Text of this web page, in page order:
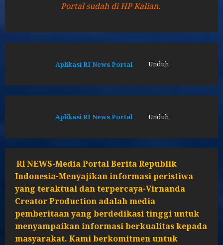
Portal sudah di HP Kalian.
Aplikasi RI News Portal Unduh
Aplikasi RI News Portal Unduh
RI NEWS-Media Portal Berita Republik
Indonesia-Menyajikan informasi peristiwa
yang teraktual dan terpercaya-Virnanda
Creator Production adalah media
pemberitaan yang berdedikasi tinggi untuk
menyampaikan informasi berkualitas kepada
masyarakat. Kami berkomitmen untuk